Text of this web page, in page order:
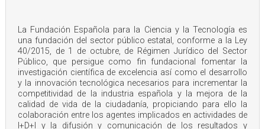
La Fundación Española para la Ciencia y la Tecnología es
una fundación del sector público estatal, conforme a la Ley
40/2015, de 1 de octubre, de Régimen Jurídico del Sector
Público, que persigue como fin fundacional fomentar la
investigación científica de excelencia así como el desarrollo
y la innovación tecnológica necesarios para incrementar la
competitividad de la industria española y la mejora de la
calidad de vida de la ciudadanía, propiciando para ello la
colaboración entre los agentes implicados en actividades de
I+D+I y la difusión y comunicación de los resultados y